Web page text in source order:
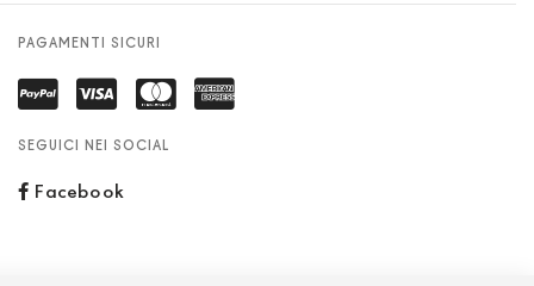
PAGAMENTI SICURI
SEGUICI NEI SOCIAL
Facebook